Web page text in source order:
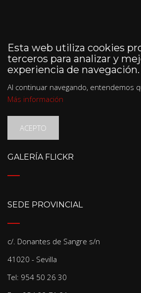
Esta web utiliza cookies
terceros para analizar y
experiencia de navegación.
Al continuar navegando, entendemos
Más información
ACEPTO
GALERÍA FLICKR
SEDE PROVINCIAL
c/. Donantes de Sangre s/n
41020 - Sevilla
Tel: 954 50 26 30